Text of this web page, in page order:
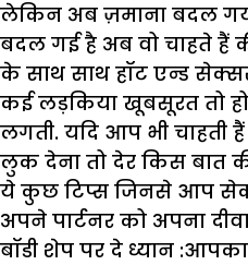
लेकिन अब ज़माना बदल
बदल गई है अब वो चाहते हैं
के साथ साथ हॉट एन्ड
कई लड़किया खूबसूरत तो
लगती. यदि आप भी चाहती
लुक देना तो देर किस बात
ये कुछ टिप्स जिनसे आप
अपने पार्टनर को अपना
बॉडी शेप पर दे ध्यान :आपका